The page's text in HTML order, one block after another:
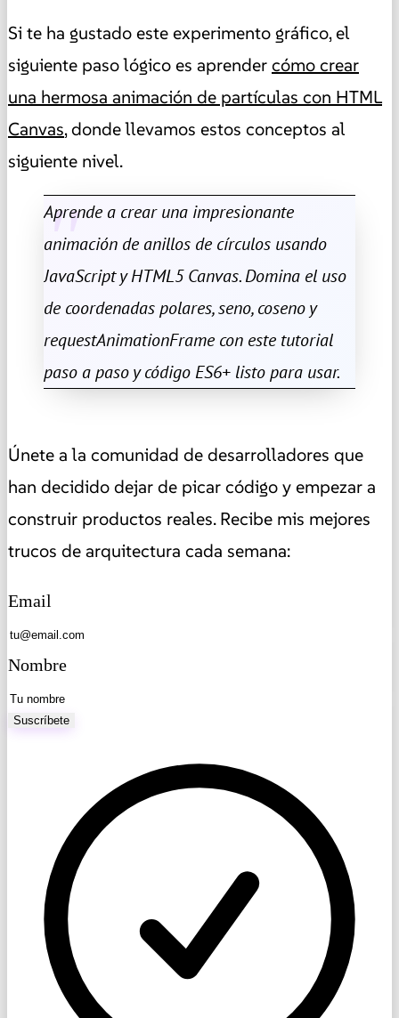
Si te ha gustado este experimento gráfico, el
siguiente paso lógico es aprendercómo crear
una hermosa animación de partículas con HTML
Canvas, donde llevamos estos conceptos al
siguiente nivel.
Aprende a crear una impresionante
animación de anillos de círculos usando
JavaScript y HTML5 Canvas. Domina el uso
de coordenadas polares, seno, coseno y
requestAnimationFrame con este tutorial
paso a paso y código ES6+ listo para usar.
Únete a la comunidad de desarrolladores que
han decidido dejar de picar código y empezar a
construir productos reales. Recibe mis mejores
trucos de arquitectura cada semana:
Email
Nombre
Suscríbete